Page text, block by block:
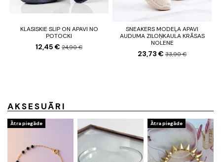
KLASISKIE SLIP ON APAVI NO
POTOCKI
12,45 € 24,90 €
SNEAKERS MODEĻA APAVI
AUDUMA ZILOŅKAULA KRĀSAS
NOLENE
23,73 € 33,90 €
AKSESUĀRI
Ātra piegāde Ātra piegāde